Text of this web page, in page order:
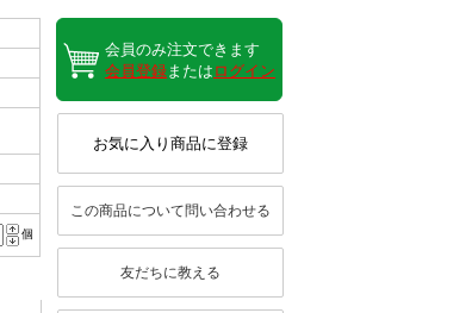
個
会員のみ注文できます
会員登録 または ログイン
お気に入り商品に登録
この商品について問い合わせる
友だちに教える